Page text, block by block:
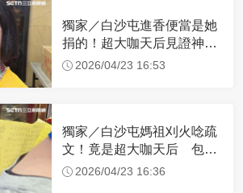
獨家／白沙屯進香便當是她
捐的！超大咖天后見證神
蹟 一靠近媽祖就爆哭
2026/04/23 16:53
獨家／白沙屯媽祖刈火唸疏
文！竟是超大咖天后 包尿
布忍尿5小時不喊累
2026/04/23 16:36